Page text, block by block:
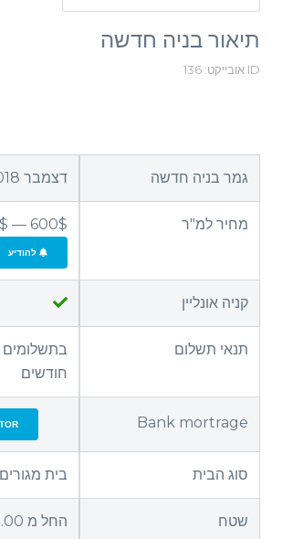
תיאור בניה חדשה
ID אובייקט: 136
גמר בניה חדשה דצמבר 2018
מחיר למ"ר 600$ — 700$
להודיע
קניה אונליין
תנאי תשלום
חודשים
Bank mortrage
סוג הבית בית מגורים
שטח החל מ 39.00 למ"ר